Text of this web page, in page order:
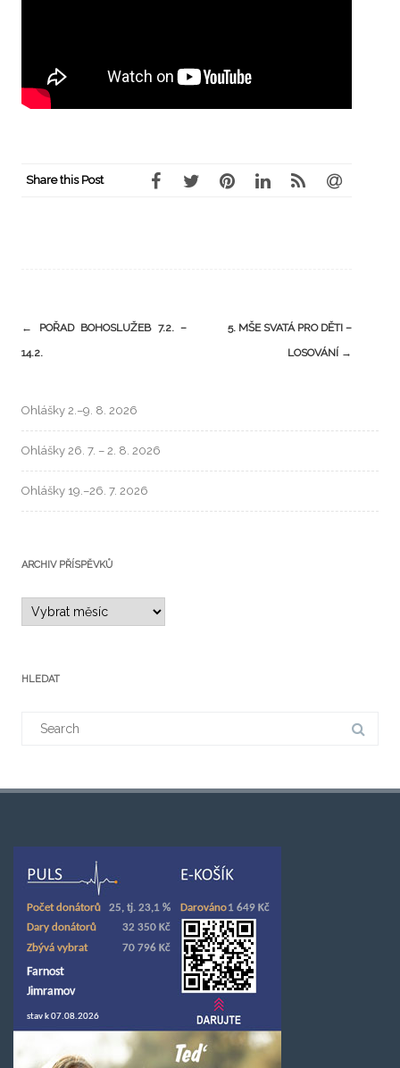
Share this Post
←
POŘAD BOHOSLUŽEB 7.2. –
14.2.
5. MŠE SVATÁ PRO DĚTI –
LOSOVÁNÍ →
Ohlášky 2.–9. 8. 2026
Ohlášky 26. 7. – 2. 8. 2026
Ohlášky 19.–26. 7. 2026
ARCHIV PŘÍSPĚVKŮ
HLEDAT